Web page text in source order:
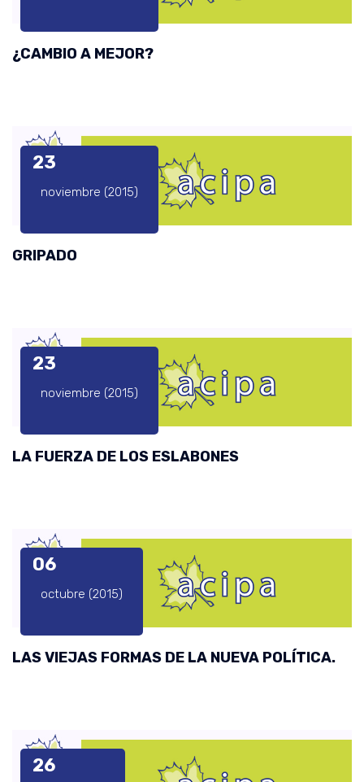
¿CAMBIO A MEJOR?
23
noviembre (2015)
GRIPADO
23
noviembre (2015)
LA FUERZA DE LOS ESLABONES
06
octubre (2015)
LAS VIEJAS FORMAS DE LA NUEVA POLÍTICA.
26